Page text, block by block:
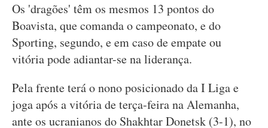
Os 'dragões' têm os mesmos 13 pontos do
Boavista, que comanda o campeonato, e do
Sporting, segundo, e em caso de empate ou
vitória pode adiantar-se na liderança.
Pela frente terá o nono posicionado da I Liga e
joga após a vitória de terça-feira na Alemanha,
ante os ucranianos do Shakhtar Donetsk (3-1), no